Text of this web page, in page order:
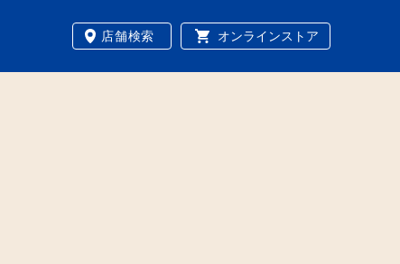
店舗検索 オンラインストア